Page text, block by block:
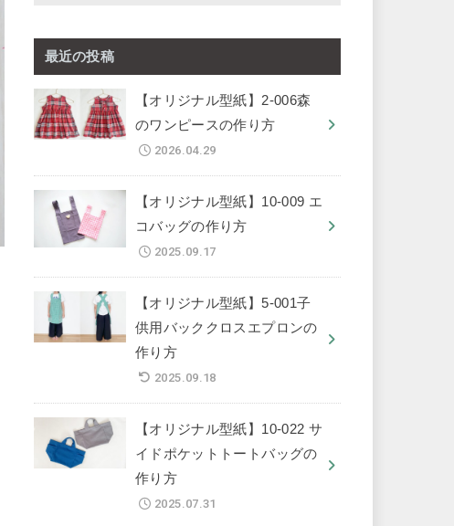
最近の投稿
【オリジナル型紙】2-006森
のワンピースの作り方
2026.04.29
【オリジナル型紙】10-009 エ
コバッグの作り方
2025.09.17
【オリジナル型紙】5-001子
供用バッククロスエプロンの
作り方
2025.09.18
【オリジナル型紙】10-022 サ
イドポケットトートバッグの
作り方
2025.07.31